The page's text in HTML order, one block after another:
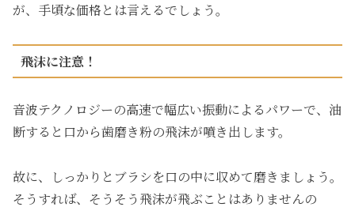
が、手頃な価格とは言えるでしょう。
飛沫に注意！
音波テクノロジーの高速で幅広い振動によるパワーで、油
断すると口から歯磨き粉の飛沫が噴き出します。
故に、しっかりとブラシを口の中に収めて磨きましょう。
そうすれば、そうそう飛沫が飛ぶことはありませんの